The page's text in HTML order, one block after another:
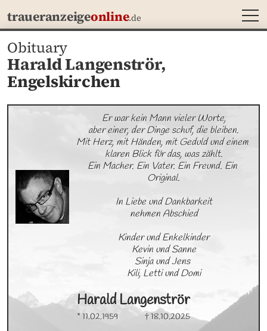
traueranzeigeonline.de
Obituary
Harald Langenströr,
Engelskirchen
Er war kein Mann vieler Worte,
aber einer, der Dinge schuf, die bleiben.
Mit Herz, mit Händen, mit Geduld und einem
klaren Blick für das, was zählt.
Ein Macher. Ein Vater. Ein Freund. Ein
Original.
In Liebe und Dankbarkeit
nehmen Abschied
Kinder und Enkelkinder
Kevin und Sanne
Sinja und Jens
Kili, Letti und Domi
Harald Langenströr
* 11.02.1959 † 18.10.2025